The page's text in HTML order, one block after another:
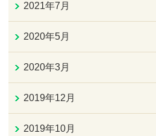
2021年7月
2020年5月
2020年3月
2019年12月
2019年10月